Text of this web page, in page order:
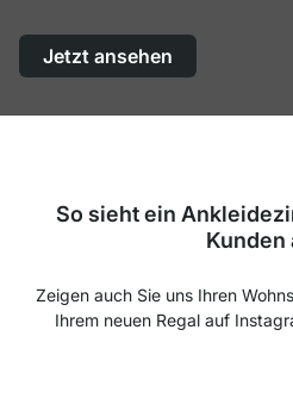
Jetzt ansehen
So sieht ein
Kunden
Zeigen auch Sie uns Ihren
Ihrem neuen Regal auf